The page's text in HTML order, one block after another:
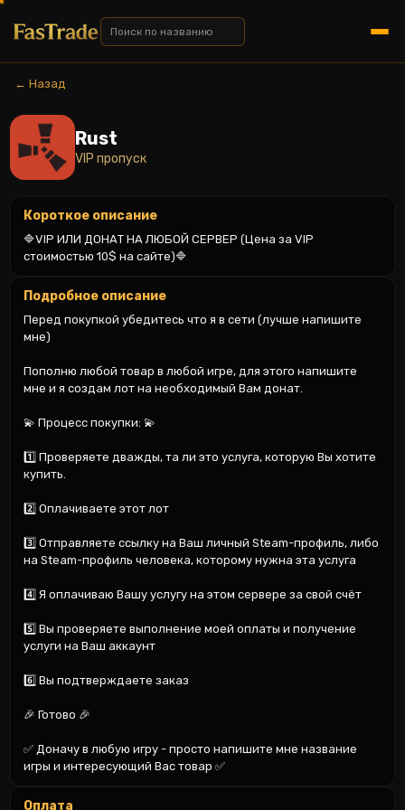
← Назад
Rust
VIP пропуск
Короткое описание
🔷VIP ИЛИ ДОНАТ НА ЛЮБОЙ СЕРВЕР (Цена за VIP
стоимостью 10$ на сайте)🔷
Подробное описание
Перед покупкой убедитесь что я в сети (лучше напишите
мне)
Пополню любой товар в любой игре, для этого напишите
мне и я создам лот на необходимый Вам донат.
💫 Процесс покупки: 💫
1️⃣ Проверяете дважды, та ли это услуга, которую Вы хотите
купить.
2️⃣ Оплачиваете этот лот
3️⃣ Отправляете ссылку на Ваш личный Steam-профиль, либо
на Steam-профиль человека, которому нужна эта услуга
4️⃣ Я оплачиваю Вашу услугу на этом сервере за свой счёт
5️⃣ Вы проверяете выполнение моей оплаты и получение
услуги на Ваш аккаунт
6️⃣ Вы подтверждаете заказ
🎉 Готово 🎉
✅ Доначу в любую игру - просто напишите мне название
игры и интересующий Вас товар ✅
Оплата